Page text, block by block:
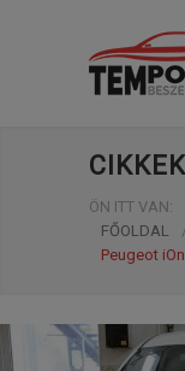
CIKKEK
ÖN ITT VAN:
FŐOLDAL
Peugeot